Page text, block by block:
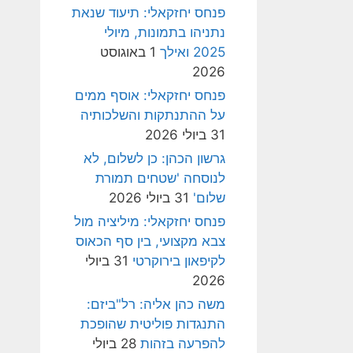
פנחס יחזקאלי: תיעוד שנאת
נתניהו בתמונות, מיולי
2025 ואילך
1 באוגוסט
2026
פנחס יחזקאלי: אוסף ממים
על ההתנתקות והשלכותיה
31 ביולי 2026
גרשון הכהן: כן לשלום, לא
לנוסחה 'שטחים תמורת
שלום' 31 ביולי 2026
פנחס יחזקאלי: מיליציה מול
צבא מקצועי, בין סף הכאוס
לקיפאון בירוקרטי
31 ביולי
2026
משה כהן אליה: רל"ביזם:
התנגדות פוליטית שהופכת
להפרעה בזהות
28 ביולי